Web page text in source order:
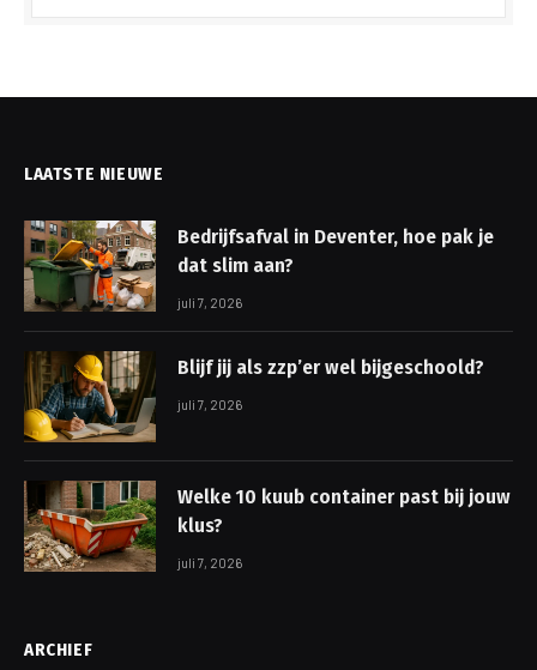
LAATSTE NIEUWE
Bedrijfsafval in Deventer, hoe pak je
dat slim aan?
juli 7, 2026
Blijf jij als zzp’er wel bijgeschoold?
juli 7, 2026
Welke 10 kuub container past bij jouw
klus?
juli 7, 2026
ARCHIEF